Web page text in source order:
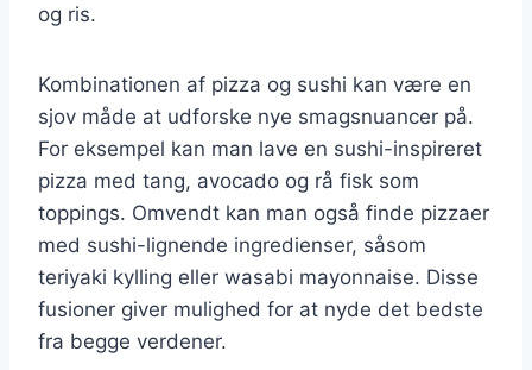
og ris.
Kombinationen af pizza og sushi kan være en
sjov måde at udforske nye smagsnuancer på.
For eksempel kan man lave en sushi-inspireret
pizza med tang, avocado og rå fisk som
toppings. Omvendt kan man også finde pizzaer
med sushi-lignende ingredienser, såsom
teriyaki kylling eller wasabi mayonnaise. Disse
fusioner giver mulighed for at nyde det bedste
fra begge verdener.